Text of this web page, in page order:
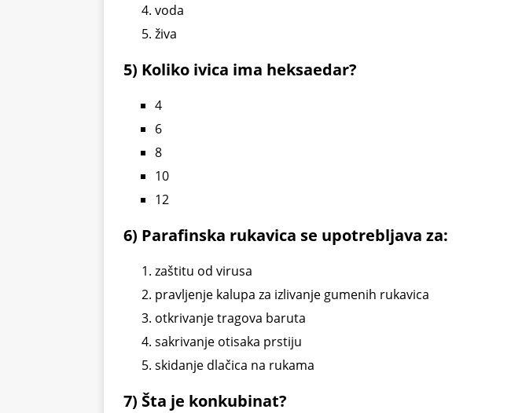
voda
živa
5) Koliko ivica ima heksaedar?
4
6
8
10
12
6) Parafinska rukavica se upotrebljava za:
zaštitu od virusa
pravljenje kalupa za izlivanje gumenih rukavica
otkrivanje tragova baruta
sakrivanje otisaka prstiju
skidanje dlačica na rukama
7) Šta je konkubinat?